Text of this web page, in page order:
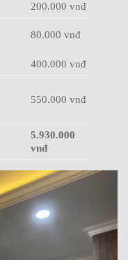
200.000 vnđ
80.000 vnđ
400.000 vnđ
550.000 vnđ
5.930.000
vnđ